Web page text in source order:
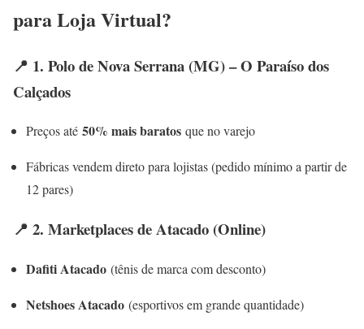
para Loja Virtual?
📍 1. Polo de Nova Serrana (MG) – O Paraíso dos
Calçados
Preços até 50% mais baratos que no varejo
Fábricas vendem direto para lojistas (pedido mínimo a partir de
12 pares)
📍 2. Marketplaces de Atacado (Online)
Dafiti Atacado (tênis de marca com desconto)
Netshoes Atacado (esportivos em grande quantidade)